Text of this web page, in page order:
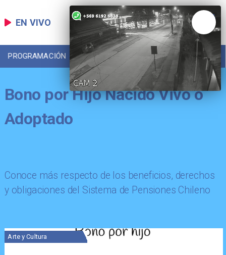
EN VIVO
PROGRAMACIÓN LOCAL DEPORTES
Bono por Hijo Nacido Vivo o
Adoptado
Conoce más respecto de los beneficios, derechos
y obligaciones del Sistema de Pensiones Chileno
Arte y Cultura